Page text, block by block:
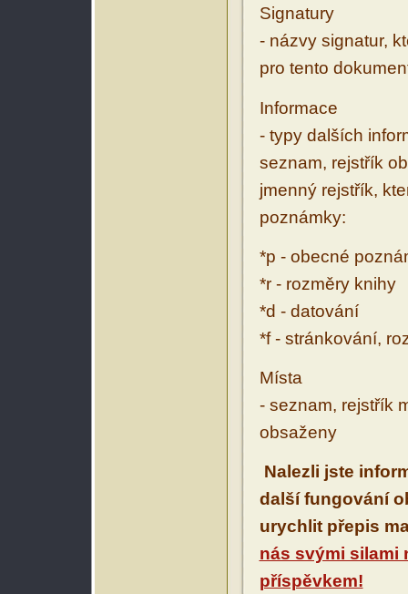
Signatury
- názvy signatur,
pro tento
Informace
- typy dalších
seznam, rejstřík
jmenný rejstřík,
poznámky:
*p - obecné
*r - rozměry knihy
*d - datování
*f - stránkování,
Místa
- seznam, rejstřík
obsaženy
Nalezli jste
další fungování
urychlit přepis
nás svými silami
příspěvkem!